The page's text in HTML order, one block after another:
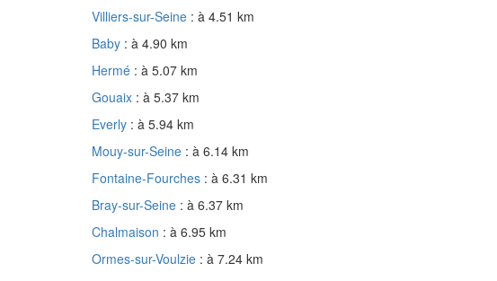
Villiers-sur-Seine : à 4.51 km
Baby : à 4.90 km
Hermé : à 5.07 km
Gouaix : à 5.37 km
Everly : à 5.94 km
Mouy-sur-Seine : à 6.14 km
Fontaine-Fourches : à 6.31 km
Bray-sur-Seine : à 6.37 km
Chalmaison : à 6.95 km
Ormes-sur-Voulzie : à 7.24 km